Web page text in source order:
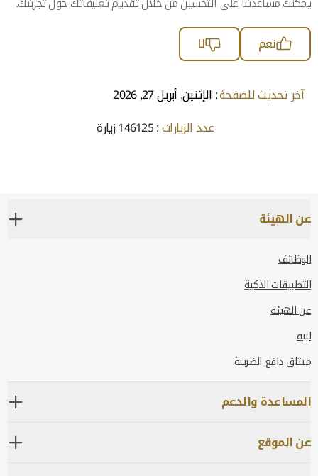
نعم
لا
آخر تحديث للصفحة: الإثنين, أبريل 27, 2026
عدد الزيارات: 146125 زيارة
عن الهيئة
الوظائف
التطبيقات الذكية
عن الهيئة
لبيه
ميثاق دافع الضريبة
المساعدة والدعم
عن الموقع